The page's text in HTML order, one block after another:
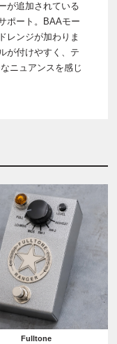
が追加されている
ポート。BAAモー
レンジが加わりま
が付けやすく、テ
ニュアンスを感じ
Fulltone